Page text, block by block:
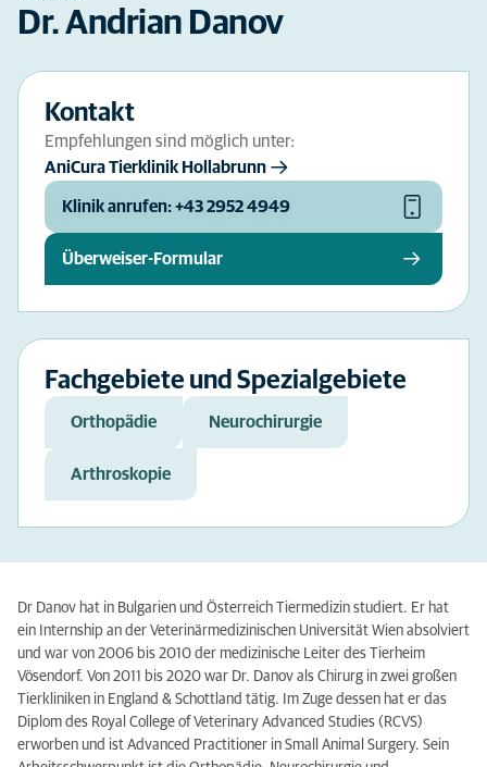
Dr. Andrian Danov
Kontakt
Empfehlungen sind möglich unter:
AniCura Tierklinik Hollabrunn
Klinik anrufen: +43 2952 4949
Überweiser-Formular
Fachgebiete und Spezialgebiete
Orthopädie Neurochirurgie
Arthroskopie
Dr Danov hat in Bulgarien und Österreich Tiermedizin studiert. Er hat
ein Internship an der Veterinärmedizinischen Universität Wien absolviert
und war von 2006 bis 2010 der medizinische Leiter des Tierheim
Vösendorf. Von 2011 bis 2020 war Dr. Danov als Chirurg in zwei großen
Tierkliniken in England & Schottland tätig. Im Zuge dessen hat er das
Diplom des Royal College of Veterinary Advanced Studies (RCVS)
erworben und ist Advanced Practitioner in Small Animal Surgery. Sein